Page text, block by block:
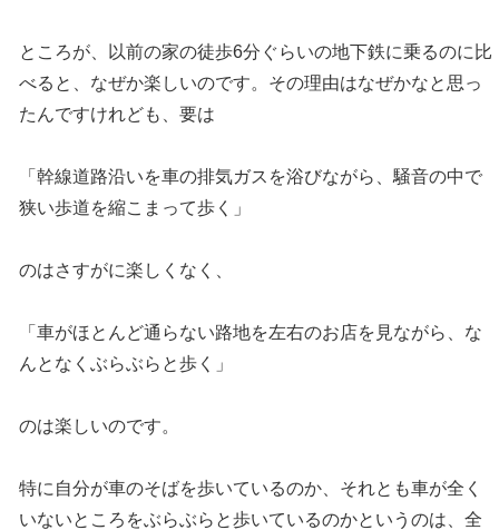
ところが、以前の家の徒歩6分ぐらいの地下鉄に乗るのに比
べると、なぜか楽しいのです。その理由はなぜかなと思っ
たんですけれども、要は
「幹線道路沿いを車の排気ガスを浴びながら、騒音の中で
狭い歩道を縮こまって歩く」
のはさすがに楽しくなく、
「車がほとんど通らない路地を左右のお店を見ながら、な
んとなくぶらぶらと歩く」
のは楽しいのです。
特に自分が車のそばを歩いているのか、それとも車が全く
いないところをぶらぶらと歩いているのかというのは、全